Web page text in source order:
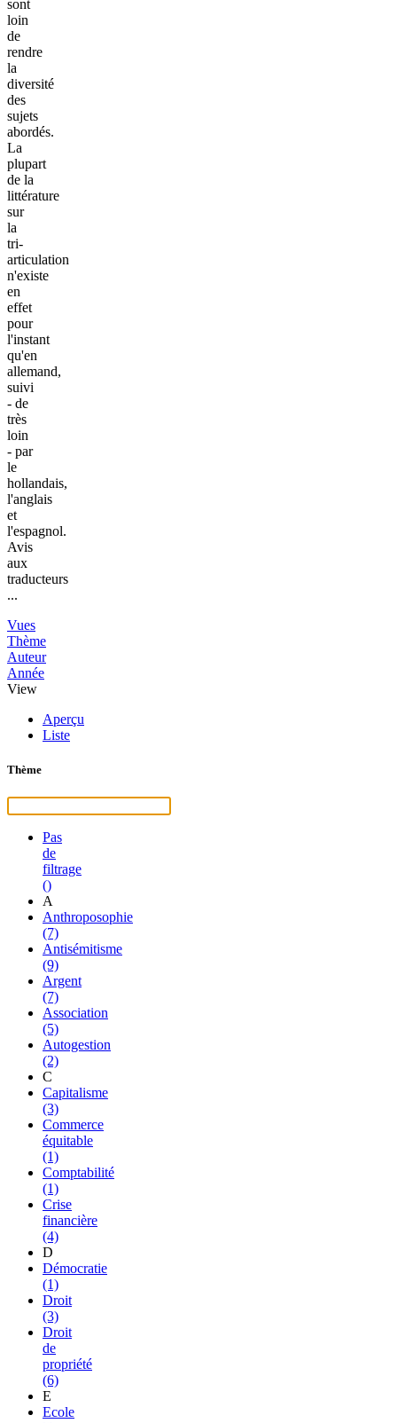
sont
loin
de
rendre
la
diversité
des
sujets
abordés.
La
plupart
de la
littérature
sur
la
tri-
articulation
n'existe
en
effet
pour
l'instant
qu'en
allemand,
suivi
- de
très
loin
- par
le
hollandais,
l'anglais
et
l'espagnol.
Avis
aux
traducteurs
...
Vues
Thème
Auteur
Année
View
Aperçu
Liste
Thème
Pas
de
filtrage
()
A
Anthroposophie
(7)
Antisémitisme
(9)
Argent
(7)
Association
(5)
Autogestion
(2)
C
Capitalisme
(3)
Commerce
équitable
(1)
Comptabilité
(1)
Crise
financière
(4)
D
Démocratie
(1)
Droit
(3)
Droit
de
propriété
(6)
E
Ecole